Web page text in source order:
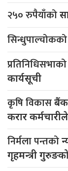
२५० रुपैयाँको
सिन्धुपाल्चोकको
कार्यसूची
कृषि विकासबैंक
करार
निर्मला पन्तको
गृहमन्त्री